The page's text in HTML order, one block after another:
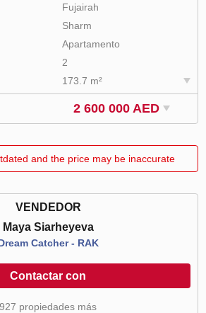
Fujairah
Sharm
Apartamento
2
173.7 m²
2 600 000 AED
and the price may be inaccurate
VENDEDOR
Maya Siarheyeva
Catcher - RAK
Contactar con
927 propiedades más